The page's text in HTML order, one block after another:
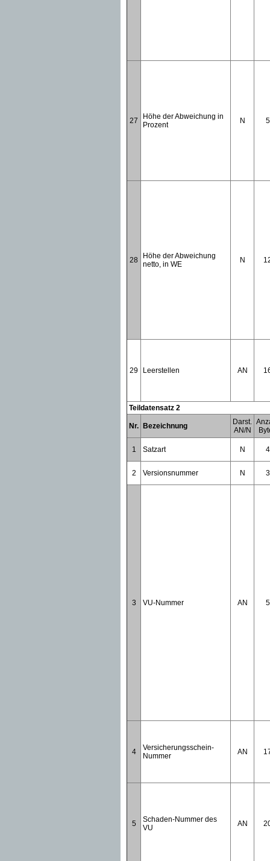
27
Höhe der Abweichung in
Prozent
N 5
28
Höhe der Abweichung
netto, in WE
N
29 Leerstellen AN
Teildatensatz 2
Nr. Bezeichnung
Darst.
AN/N
1 Satzart N 4
2 Versionsnummer N 3
3 VU-Nummer AN 5
4
Versicherungsschein-
Nummer
AN
5
Schaden-Nummer des
VU
AN